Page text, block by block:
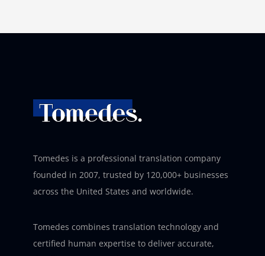
Tomedes is a professional translation company
founded in 2007, trusted by 120,000+ businesses
across the United States and worldwide.
Tomedes combines translation technology and
certified human expertise to deliver accurate,